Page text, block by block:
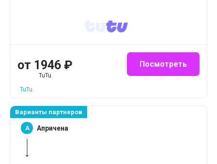
от 1946 ₽
TuTu
Посмотреть
TuTu
Варианты партнеров
A Апричена